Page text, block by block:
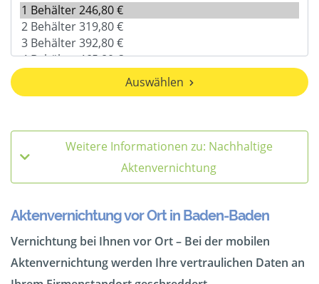
Auswählen
Weitere Informationen zu: Nachhaltige
Aktenvernichtung
Aktenvernichtung vor Ort in Baden-Baden
Vernichtung bei Ihnen vor Ort – Bei der mobilen
Aktenvernichtung werden Ihre vertraulichen Daten an